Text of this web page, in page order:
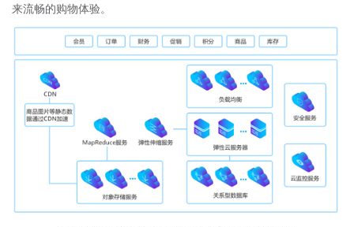
来流畅的购物体验。